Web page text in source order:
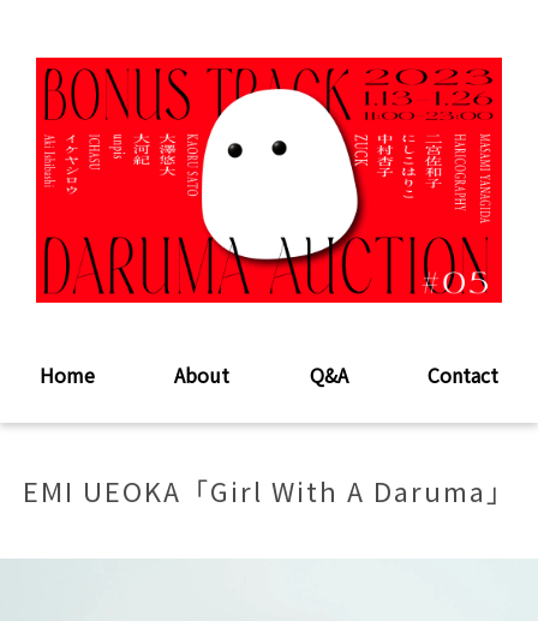
Home About Q&A Contact
EMI UEOKA「Girl With A Daruma」